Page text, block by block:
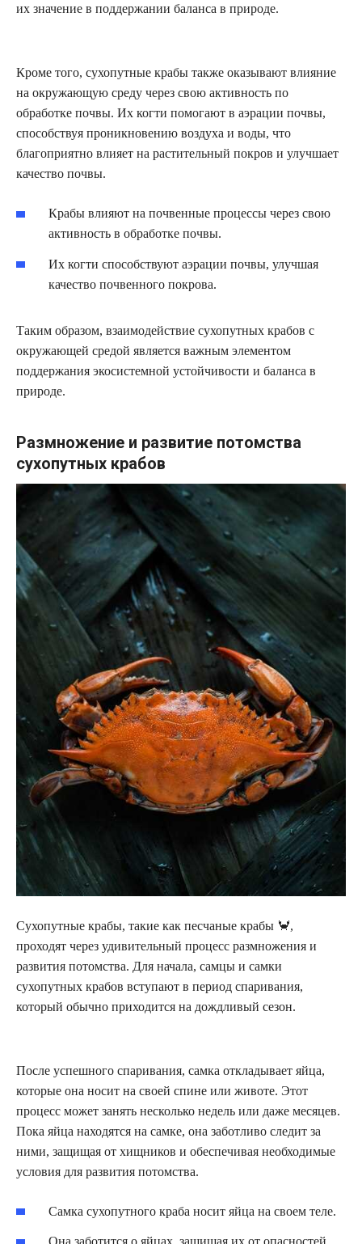
их значение в поддержании баланса в природе.
Кроме того, сухопутные крабы также оказывают влияние
на окружающую среду через свою активность по
обработке почвы. Их когти помогают в аэрации почвы,
способствуя проникновению воздуха и воды, что
благоприятно влияет на растительный покров и улучшает
качество почвы.
Крабы влияют на почвенные процессы через свою
активность в обработке почвы.
Их когти способствуют аэрации почвы, улучшая
качество почвенного покрова.
Таким образом, взаимодействие сухопутных крабов с
окружающей средой является важным элементом
поддержания экосистемной устойчивости и баланса в
природе.
Размножение и развитие потомства
сухопутных крабов
Сухопутные крабы, такие как песчаные крабы 🦀,
проходят через удивительный процесс размножения и
развития потомства. Для начала, самцы и самки
сухопутных крабов вступают в период спаривания,
который обычно приходится на дождливый сезон.
После успешного спаривания, самка откладывает яйца,
которые она носит на своей спине или животе. Этот
процесс может занять несколько недель или даже месяцев.
Пока яйца находятся на самке, она заботливо следит за
ними, защищая от хищников и обеспечивая необходимые
условия для развития потомства.
Самка сухопутного краба носит яйца на своем теле.